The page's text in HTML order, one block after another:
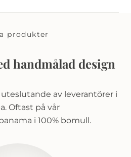
produkter
handmålad design
av leverantörer i
Oftast på vår
i 100% bomull.